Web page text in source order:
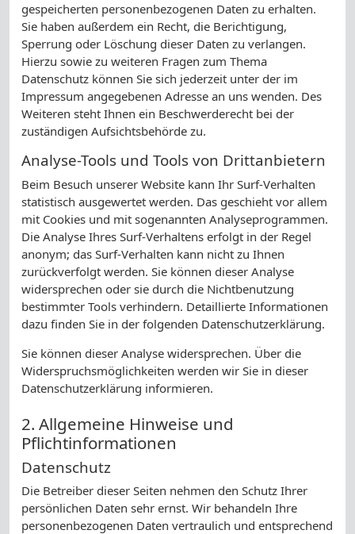
gespeicherten personenbezogenen Daten zu erhalten.
Sie haben außerdem ein Recht, die Berichtigung,
Sperrung oder Löschung dieser Daten zu verlangen.
Hierzu sowie zu weiteren Fragen zum Thema
Datenschutz können Sie sich jederzeit unter der im
Impressum angegebenen Adresse an uns wenden. Des
Weiteren steht Ihnen ein Beschwerderecht bei der
zuständigen Aufsichtsbehörde zu.
Analyse-Tools und Tools von Drittanbietern
Beim Besuch unserer Website kann Ihr Surf-Verhalten
statistisch ausgewertet werden. Das geschieht vor allem
mit Cookies und mit sogenannten Analyseprogrammen.
Die Analyse Ihres Surf-Verhaltens erfolgt in der Regel
anonym; das Surf-Verhalten kann nicht zu Ihnen
zurückverfolgt werden. Sie können dieser Analyse
widersprechen oder sie durch die Nichtbenutzung
bestimmter Tools verhindern. Detaillierte Informationen
dazu finden Sie in der folgenden Datenschutzerklärung.
Sie können dieser Analyse widersprechen. Über die
Widerspruchsmöglichkeiten werden wir Sie in dieser
Datenschutzerklärung informieren.
2. Allgemeine Hinweise und
Pflichtinformationen
Datenschutz
Die Betreiber dieser Seiten nehmen den Schutz Ihrer
persönlichen Daten sehr ernst. Wir behandeln Ihre
personenbezogenen Daten vertraulich und entsprechend